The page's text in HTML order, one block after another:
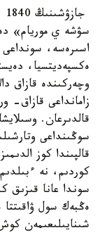
سۋشە ي موريام»
اسىرەسە، سونداعى
وچەركىندە قازاق
زامانداعى قازاق-
سوڭىنداعى
قالپىندا كوز
كوردىم، نە
سوندا عانا
ەڭبەك سول ۋاقىتتا
شىنايىلىعىمەن